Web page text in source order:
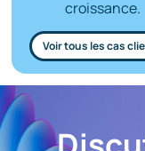
croissance.
Voir tous les cas